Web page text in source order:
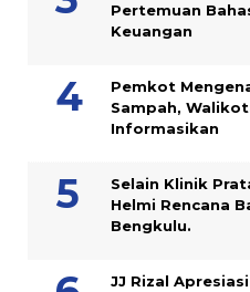
Pertemuan
Keuangan
Pemkot
Sampah,
Informasikan
Selain Klinik
Helmi Rencana
Bengkulu.
JJ Rizal